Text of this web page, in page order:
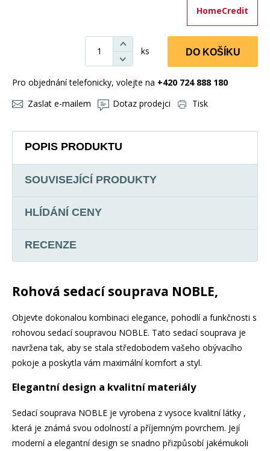
HomeCredit
ks DO KOŠÍKU
Pro objednání telefonicky, volejte na +420 724 888 180
Zaslat e-mailem
Dotaz prodejci Tisk
POPIS PRODUKTU
SOUVISEJÍCÍ PRODUKTY
HLÍDÁNÍ CENY
RECENZE
Rohová sedací souprava NOBLE,
Objevte dokonalou kombinaci elegance, pohodlí a funkčnosti s
rohovou sedací soupravou NOBLE. Tato sedací souprava je
navržena tak, aby se stala středobodem vašeho obývacího
pokoje a poskytla vám maximální komfort a styl.
Elegantní design a kvalitní materiály
Sedací souprava NOBLE je vyrobena z vysoce kvalitní látky ,
která je známá svou odolností a příjemným povrchem. Její
moderní a elegantní design se snadno přizpůsobí jakémukoli